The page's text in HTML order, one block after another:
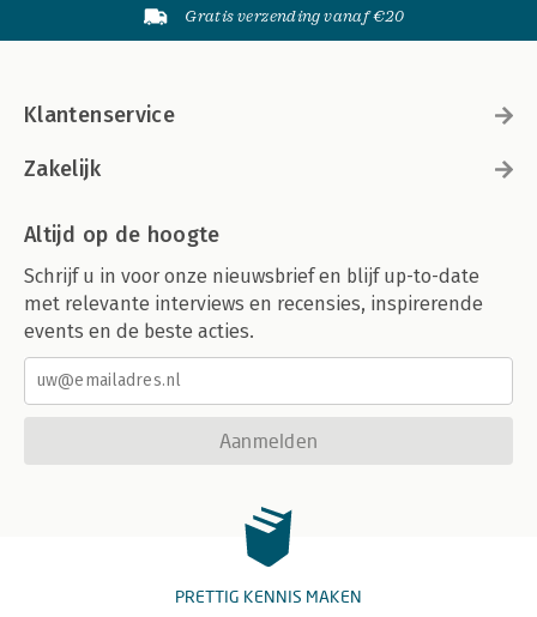
Gratis verzending vanaf €20
Klantenservice
Zakelijk
Altijd op de hoogte
Schrijf u in voor onze nieuwsbrief en blijf up-to-date
met relevante interviews en recensies, inspirerende
events en de beste acties.
Aanmelden
PRETTIG KENNIS MAKEN